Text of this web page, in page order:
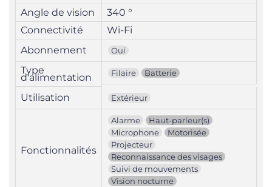
Angle de vision
340 °
Connectivité
Wi-Fi
Abonnement
Oui
Type
d'alimentation Filaire Batterie
Utilisation Extérieur
Fonctionnalités
Alarme
Haut-parleur(s)
Microphone
Motorisée
Projecteur
Reconnaissance des visages
Suivi de mouvements
Vision nocturne